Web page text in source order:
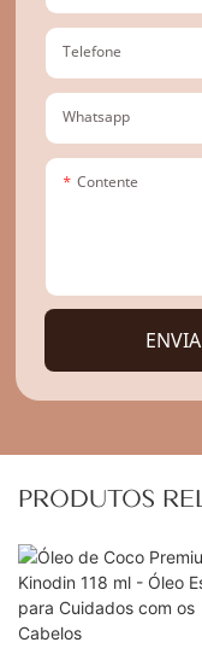
Telefone
Whatsapp
Contente
PRODUTOS